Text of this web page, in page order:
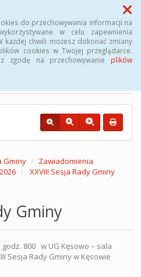
do przechowywania informacji na
w celu zapewnienia
każdej chwili możesz dokonać zmiany
cookies w Twojej przeglądarce.
zgodę na przechowywanie plików
Menu
Kęsowo
Gminy
Zawiadomienia
XXVIII Sesja Rady Gminy
Gminy
800 w UG Kęsowo – sala
Sesja Rady Gminy w Kęsowie